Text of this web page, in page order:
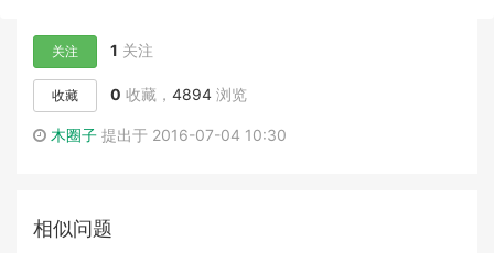
关注 1 关注
收藏 0 收藏， 4894 浏览
木圈子 提出于 2016-07-04 10:30
相似问题